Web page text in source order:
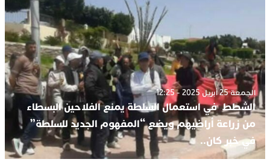
الجمعة 25 أبريل 2025 - 12:25
الشطط في استعمال السلطة يمنع الفلاحين البسطاء
من زراعة أراضيهم ويضع “المفهوم الجديد للسلطة”
في خبر كان..